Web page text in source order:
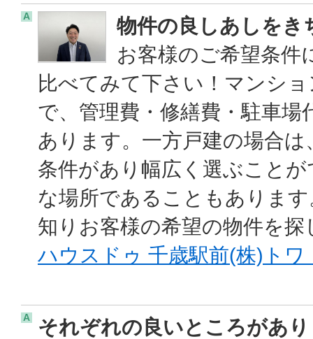
A
物件の良しあしをき
お客様のご希望条件
比べてみて下さい！マンシ
で、管理費・修繕費・駐車
あります。一方戸建の場合
条件があり幅広く選ぶこと
な場所であることもありま
知りお客様の希望の物件を
ハウスドゥ 千歳駅前(株)トワ
A
それぞれの良いところがあ